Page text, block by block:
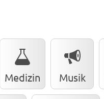
Medizin Musik